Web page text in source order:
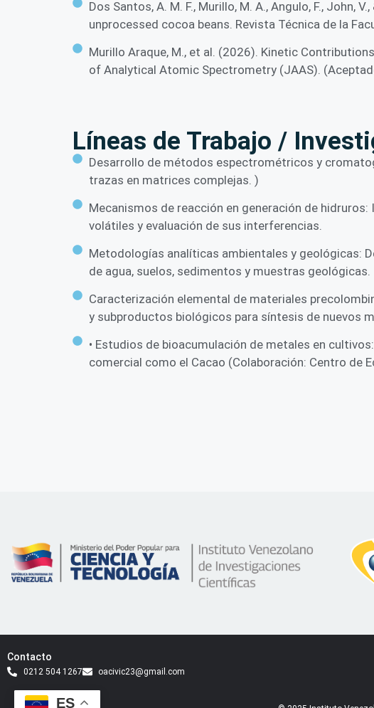
Dos Santos, A. M. F., Murillo, M. A., Angulo, F.,
unprocessed cocoa beans. Revista Técnica de la
Murillo Araque, M., et al. (2026). Kinetic
of Analytical Atomic Spectrometry (JAAS).
Líneas de Trabajo /
Desarrollo de métodos espectrométricos y
trazas en matrices complejas. )
Mecanismos de reacción en generación de
volátiles y evaluación de sus interferencias.
Metodologías analíticas ambientales y geológicas:
de agua, suelos, sedimentos y muestras geológicas.
Caracterización elemental de materiales
y subproductos biológicos para síntesis de nuevos
• Estudios de bioacumulación de metales en
comercial como el Cacao (Colaboración: Centro de
Contacto
0212 504 1267 oacivic23@gmail.com
ES